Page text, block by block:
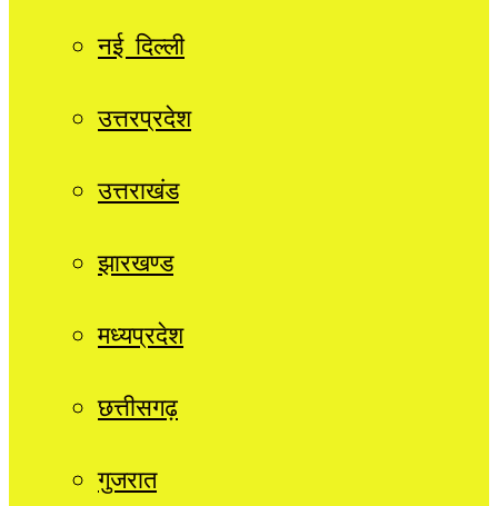
नई दिल्ली
उत्तरप्रदेश
उत्तराखंड
झारखण्ड
मध्यप्रदेश
छत्तीसगढ़
गुजरात